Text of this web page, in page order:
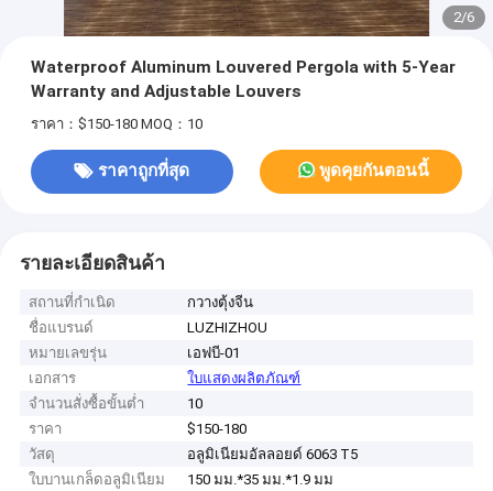
2/6
Waterproof Aluminum Louvered Pergola with 5-Year
Warranty and Adjustable Louvers
ราคา：$150-180 MOQ：10
ราคาถูกที่สุด พูดคุยกันตอนนี้
รายละเอียดสินค้า
สถานที่กำเนิด
กวางตุ้งจีน
ชื่อแบรนด์
LUZHIZHOU
หมายเลขรุ่น
เอฟบี-01
เอกสาร
ใบแสดงผลิตภัณฑ์
จำนวนสั่งซื้อขั้นต่ำ
10
ราคา
$150-180
วัสดุ
อลูมิเนียมอัลลอยด์ 6063 T5
ใบบานเกล็ดอลูมิเนียม
150 มม.*35 มม.*1.9 มม